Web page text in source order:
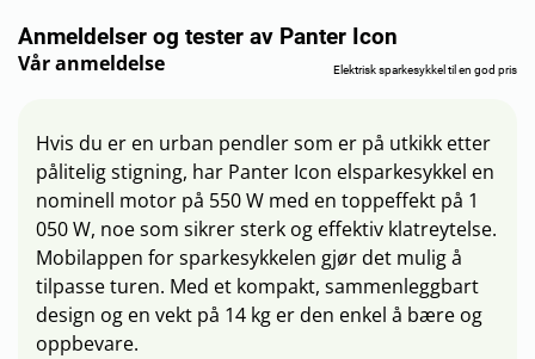
Anmeldelser og tester av Panter Icon
Vår anmeldelse Elektrisk sparkesykkel til en god pris
Hvis du er en urban pendler som er på utkikk etter
pålitelig stigning, har Panter Icon elsparkesykkel en
nominell motor på 550 W med en toppeffekt på 1
050 W, noe som sikrer sterk og effektiv klatreytelse.
Mobilappen for sparkesykkelen gjør det mulig å
tilpasse turen. Med et kompakt, sammenleggbart
design og en vekt på 14 kg er den enkel å bære og
oppbevare.